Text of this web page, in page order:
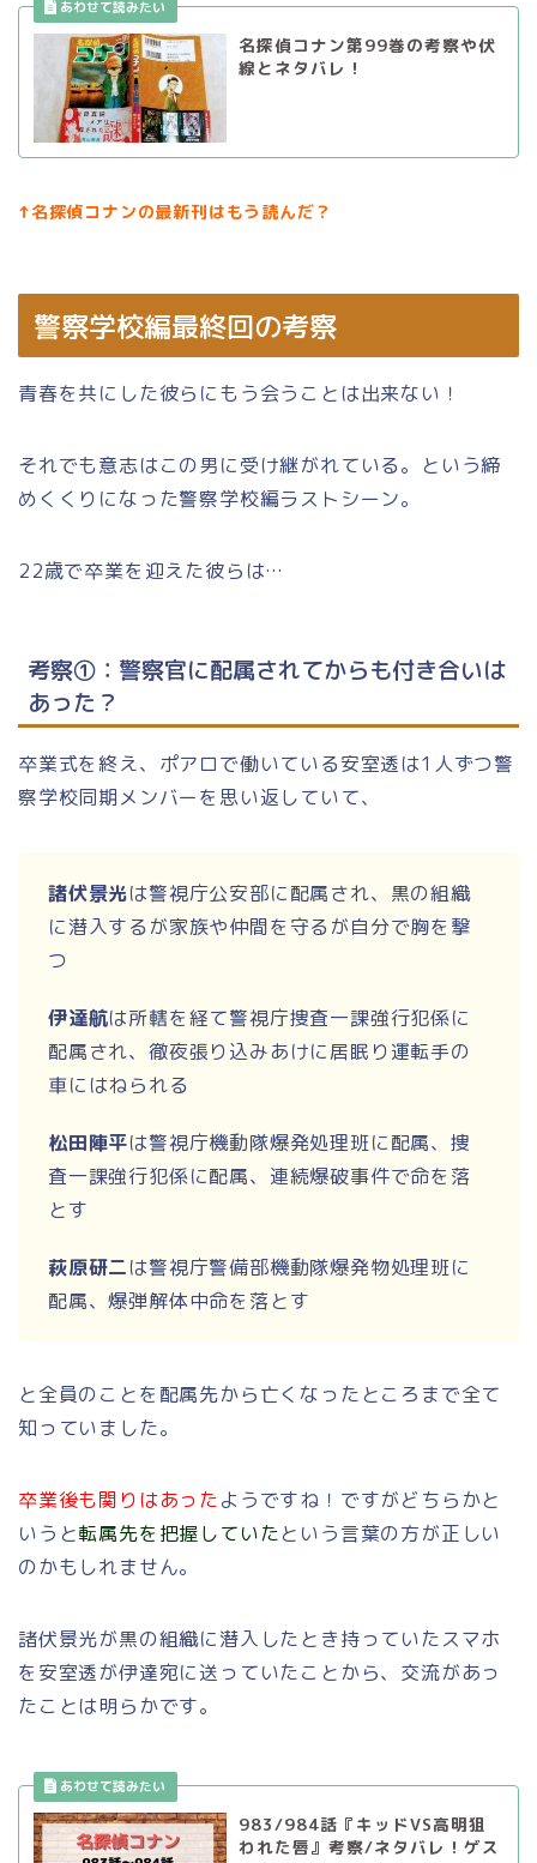
名探偵コナン第99巻の考察や伏
線とネタバレ！
↑名探偵コナンの最新刊はもう読んだ？
警察学校編最終回の考察
青春を共にした彼らにもう会うことは出来ない！
それでも意志はこの男に受け継がれている。という締
めくくりになった警察学校編ラストシーン。
22歳で卒業を迎えた彼らは…
考察①：警察官に配属されてからも付き合いは
あった？
卒業式を終え、ポアロで働いている安室透は1人ずつ警
察学校同期メンバーを思い返していて、
諸伏景光は警視庁公安部に配属され、黒の組織
に潜入するが家族や仲間を守るが自分で胸を撃
つ
伊達航は所轄を経て警視庁捜査一課強行犯係に
配属され、徹夜張り込みあけに居眠り運転手の
車にはねられる
松田陣平は警視庁機動隊爆発処理班に配属、捜
査一課強行犯係に配属、連続爆破事件で命を落
とす
萩原研二は警視庁警備部機動隊爆発物処理班に
配属、爆弾解体中命を落とす
と全員のことを配属先から亡くなったところまで全て
知っていました。
卒業後も関りはあったようですね！ですがどちらかと
いうと転属先を把握していたという言葉の方が正しい
のかもしれません。
諸伏景光が黒の組織に潜入したとき持っていたスマホ
を安室透が伊達宛に送っていたことから、交流があっ
たことは明らかです。
983/984話『キッドVS高明狙
われた唇』考察/ネタバレ！ゲス